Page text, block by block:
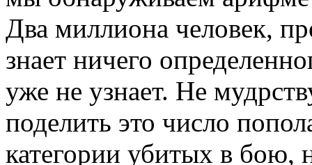
Два миллиона человек,
знает ничего
уже не узнает. Не
поделить это число
категории убитых в бою,